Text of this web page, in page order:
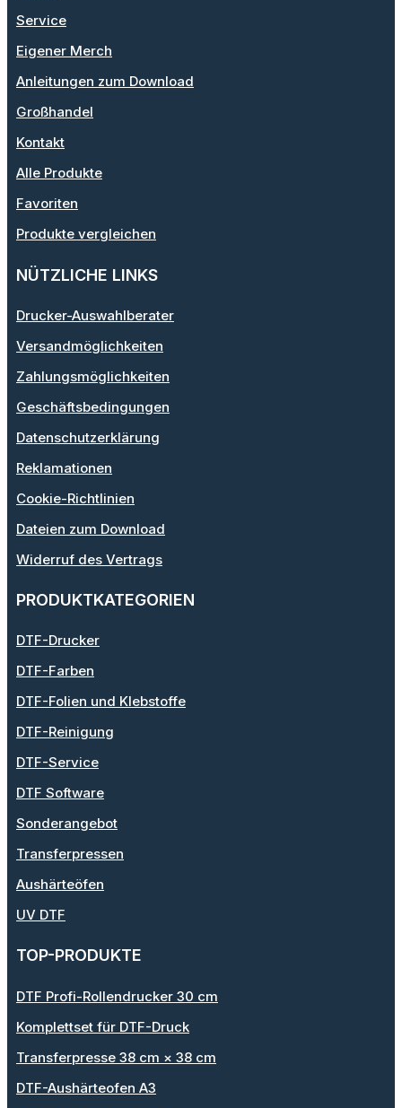
Service
Eigener Merch
Anleitungen zum Download
Großhandel
Kontakt
Alle Produkte
Favoriten
Produkte vergleichen
NÜTZLICHE LINKS
Drucker-Auswahlberater
Versandmöglichkeiten
Zahlungsmöglichkeiten
Geschäftsbedingungen
Datenschutzerklärung
Reklamationen
Cookie-Richtlinien
Dateien zum Download
Widerruf des Vertrags
PRODUKTKATEGORIEN
DTF-Drucker
DTF-Farben
DTF-Folien und Klebstoffe
DTF-Reinigung
DTF-Service
DTF Software
Sonderangebot
Transferpressen
Aushärteöfen
UV DTF
TOP-PRODUKTE
DTF Profi-Rollendrucker 30 cm
Komplettset für DTF-Druck
Transferpresse 38 cm × 38 cm
DTF-Aushärteofen A3